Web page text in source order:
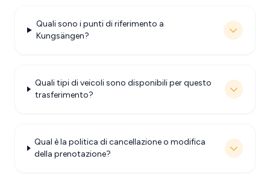
Quali sono i punti di riferimento a
Kungsängen?
Quali tipi di veicoli sono disponibili per questo
trasferimento?
Qual è la politica di cancellazione o modifica
della prenotazione?